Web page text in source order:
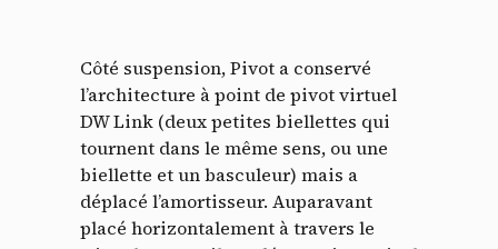
Côté suspension, Pivot a conservé
l’architecture à point de pivot virtuel
DW Link (deux petites biellettes qui
tournent dans le même sens, ou une
biellette et un basculeur) mais a
déplacé l’amortisseur. Auparavant
placé horizontalement à travers le
Tout accepter Tout refuser
Vidéos
Les services de partage de vidéo permettent d'enrichir